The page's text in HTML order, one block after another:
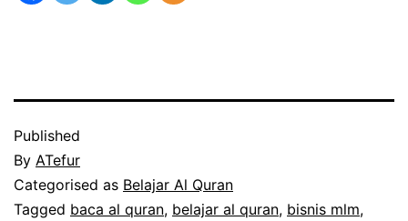
Published
By ATefur
Categorised as Belajar Al Quran
Tagged baca al quran, belajar al quran, bisnis mlm,